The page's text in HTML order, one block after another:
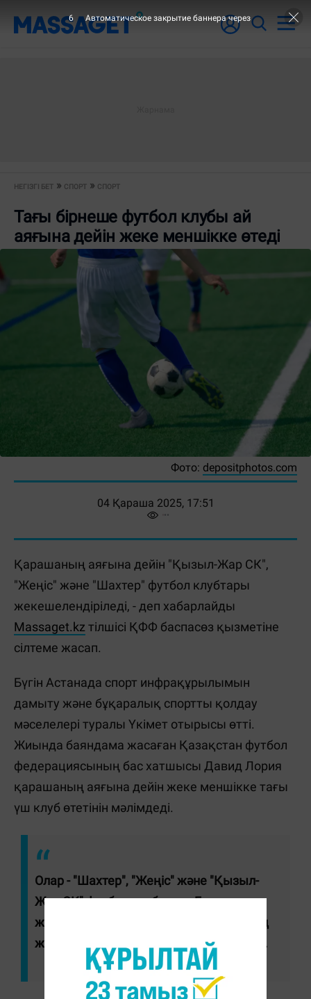
НЕГІЗГІ БЕТ СПОРТ СПОРТ
Тағы бірнеше футбол клубы ай
аяғына дейін жеке меншікке өтеді
Фото: depositphotos.com
04 Қараша 2025, 17:51
Қарашаның аяғына дейін "Қызыл-Жар СК",
"Жеңіс" және "Шахтер" футбол клубтары
жекешелендіріледі, - деп хабарлайды
Massaget.kz тілшісі ҚФФ баспасөз қызметіне
сілтеме жасап.
Бүгін Астанада спорт инфрақұрылымын
дамыту және бұқаралық спортты қолдау
мәселелері туралы Үкімет отырысы өтті.
Жиында баяндама жасаған Қазақстан футбол
федерациясының бас хатшысы Давид Лория
қарашаның аяғына дейін жеке меншікке тағы
үш клуб өтетінін мәлімдеді.
Олар - "Шахтер", "Жеңіс" және "Қызыл-
Жар СК" футбол клубтары. Бұл
жұмыстарға тартылған инвестицияның
жалпы көлемі 45 млрд теңгеден асады.
6 Автоматическое закрытие баннера через